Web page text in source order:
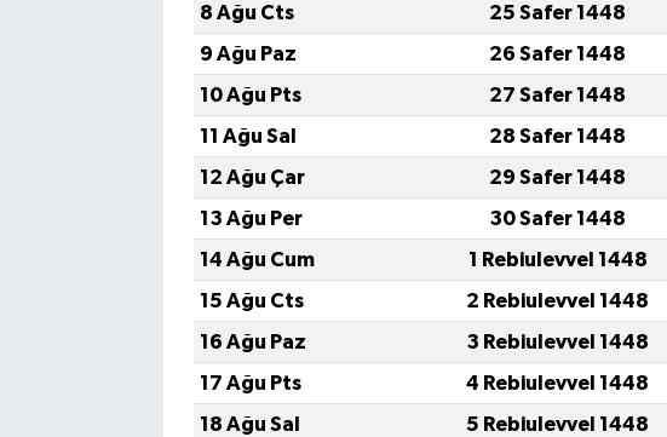
8 Ağu Cts
25 Safer 1448
9 Ağu Paz
26 Safer 1448
10 Ağu Pts
27 Safer 1448
11 Ağu Sal
28 Safer 1448
12 Ağu Çar
29 Safer 1448
13 Ağu Per
30 Safer 1448
14 Ağu Cum
1 Rebiulevvel 1448
15 Ağu Cts
2 Rebiulevvel 1448
16 Ağu Paz
3 Rebiulevvel 1448
17 Ağu Pts
4 Rebiulevvel 1448
18 Ağu Sal
5 Rebiulevvel 1448